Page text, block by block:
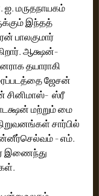
ஐ. மருதநாயகம்
இந்தத்
பாலகுமார்
ஆக்ஷன்-
தயாராகி
ஜேசன்
சினிமாஸ்-  ஸ்ரீ
மற்றும் மை
சார்பில்
- எம்.
இணைந்து